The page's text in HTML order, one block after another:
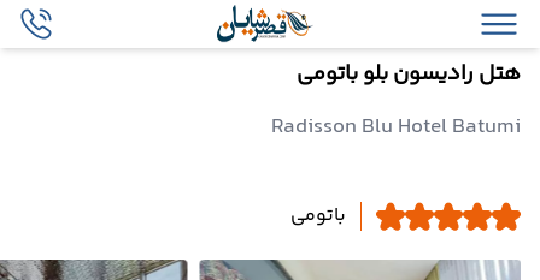
هتل رادیسون بلو باتومی
Radisson Blu Hotel Batumi
باتومی